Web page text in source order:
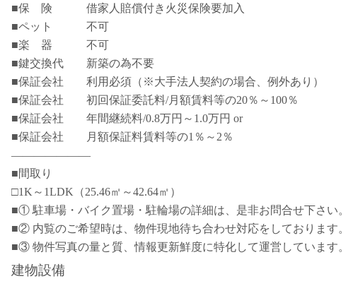
■保 険 借家人賠償付き火災保険要加入
■ペット 不可
■楽 器 不可
■鍵交換代 新築の為不要
■保証会社 利用必須（※大手法人契約の場合、例外あり）
■保証会社 初回保証委託料/月額賃料等の20％～100％
■保証会社 年間継続料/0.8万円～1.0万円 or
■保証会社 月額保証料賃料等の1％～2％
―――――――
■間取り
□1K～1LDK（25.46㎡～42.64㎡）
■① 駐車場・バイク置場・駐輪場の詳細は、是非お問合せ下さい。
■② 内覧のご希望時は、物件現地待ち合わせ対応をしております。
■③ 物件写真の量と質、情報更新鮮度に特化して運営しています。
建物設備